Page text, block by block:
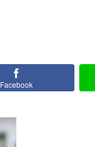
Facebook